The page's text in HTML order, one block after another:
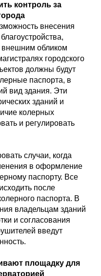
контроль за
внесения
внешним обликом
городского
должны будут
паспорта, в
вид здания. Эти
зданий и
колерных
и регулировать
случаи, когда
в оформление
паспорту. Все
после
паспорта. В
владельцам зданий
и согласования
введут
площадку для